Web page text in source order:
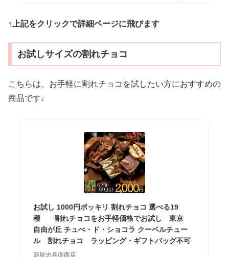
↑上記をクリックで詳細ページに飛びます
お試しサイズの割れチョコ
こちらは、お手軽に割れチョコを試したい方におすすめの
商品です♩
お試し 1000円ポッキリ 割れチョコ 選べる19
種 割れチョコをお手軽価格でお試し 東京
自由が丘 チュべ・ド・ショコラ クーベルチュー
ル 割れチョコ ラッピング・ギフトバッグ不可
蒲屋忠兵衛商店